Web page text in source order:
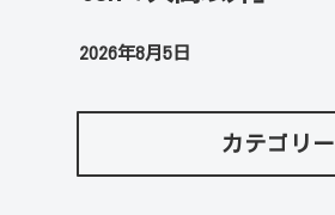
2026年8月5日
カテゴリー